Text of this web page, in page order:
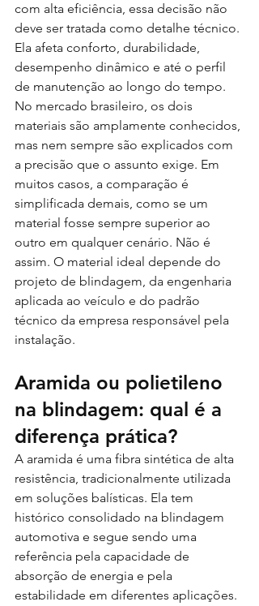
com alta eficiência, essa decisão não
deve ser tratada como detalhe técnico.
Ela afeta conforto, durabilidade,
desempenho dinâmico e até o perfil
de manutenção ao longo do tempo.
No mercado brasileiro, os dois
materiais são amplamente conhecidos,
mas nem sempre são explicados com
a precisão que o assunto exige. Em
muitos casos, a comparação é
simplificada demais, como se um
material fosse sempre superior ao
outro em qualquer cenário. Não é
assim. O material ideal depende do
projeto de blindagem, da engenharia
aplicada ao veículo e do padrão
técnico da empresa responsável pela
instalação.
Aramida ou polietileno
na blindagem: qual é a
diferença prática?
A aramida é uma fibra sintética de alta
resistência, tradicionalmente utilizada
em soluções balísticas. Ela tem
histórico consolidado na blindagem
automotiva e segue sendo uma
referência pela capacidade de
absorção de energia e pela
estabilidade em diferentes aplicações.